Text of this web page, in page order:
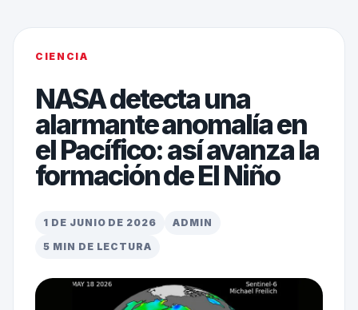
CIENCIA
NASA detecta una
alarmante anomalía en
el Pacífico: así avanza la
formación de El Niño
1 DE JUNIO DE 2026
ADMIN
5 MIN DE LECTURA